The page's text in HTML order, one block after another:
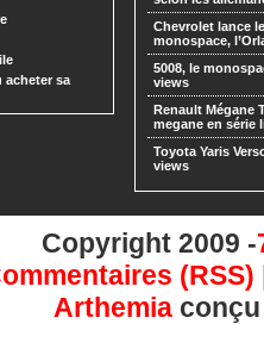
acheter sa
Chevrolet lance
monospace,
5008, le
views
Renault Mégane
megane en série
Toyota Yaris
views
Copyright 2009 -
(RSS)
Arthemia